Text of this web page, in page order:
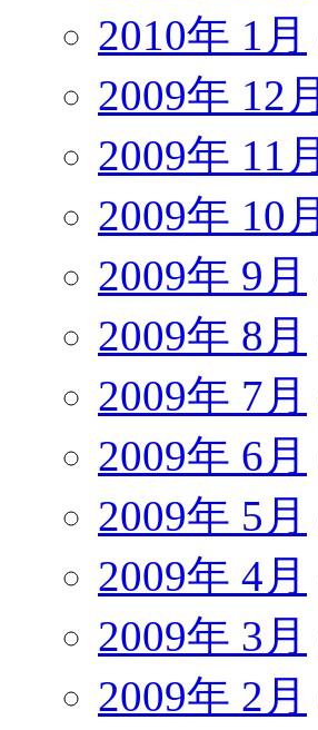
2010年 1月
2009年 12月
2009年 11月
2009年 10月
2009年 9月
2009年 8月
2009年 7月
2009年 6月
2009年 5月
2009年 4月
2009年 3月
2009年 2月